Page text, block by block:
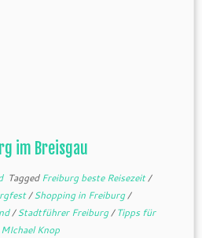
im Breisgau
TaggedFreiburg beste Reisezeit/
/Shopping in Freiburg/
/Stadtführer Freiburg/Tipps für
MIchael Knop